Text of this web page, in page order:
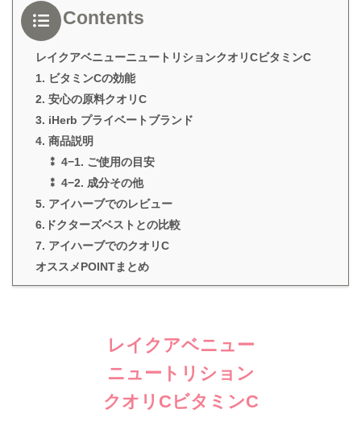
Contents
レイクアベニューニュートリションクオリCビタミンC
1. ビタミンCの効能
2. 安心の原料クオリC
3. iHerb プライベートブランド
4. 商品説明
⁑ 4−1. ご使用の目安
⁑ 4−2. 成分その他
5. アイハーブでのレビュー
6.ドクターズベストとの比較
7. アイハーブでのクオリC
オススメPOINTまとめ
レイクアベニュー
ニュートリション
クオリCビタミンC